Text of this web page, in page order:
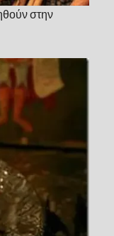
στην